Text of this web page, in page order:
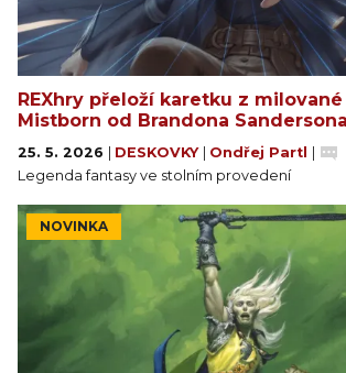
REXhry přeloží karetku z
Mistborn od Brandona Sandersona
25. 5. 2026 DESKOVKY Ondřej Partl
Legenda fantasy ve stolním provedení
NOVINKA